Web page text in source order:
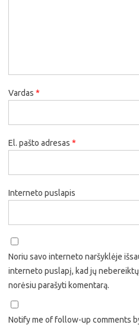
Vardas *
El. pašto adresas *
Interneto puslapis
Noriu savo interneto naršyklėje
interneto puslapį, kad jų
norėsiu parašyti komentarą.
Notify me of follow-up comments